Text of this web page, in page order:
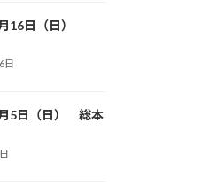
16日（日）
日
5日（日） 総本